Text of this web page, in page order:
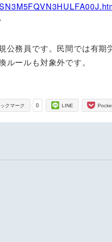
公務員です。民間では有
ールも対象外です。
0
クマーク LINE